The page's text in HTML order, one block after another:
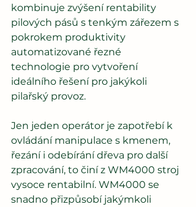
kombinuje zvýšení rentability
pilových pásů s tenkým zářezem s
pokrokem produktivity
automatizované řezné
technologie pro vytvoření
ideálního řešení pro jakýkoli
pilařský provoz.
Jen jeden operátor je zapotřebí k
ovládání manipulace s kmenem,
řezání i odebírání dřeva pro další
zpracování, to činí z WM4000 stroj
vysoce rentabilní. WM4000 se
snadno přizpůsobí jakýmkoli